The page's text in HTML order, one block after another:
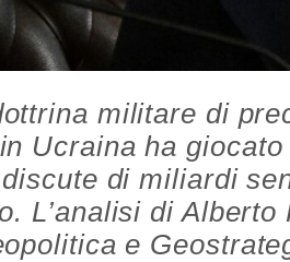
militare di
Ucraina ha
di miliardi
L’analisi di Alberto
e